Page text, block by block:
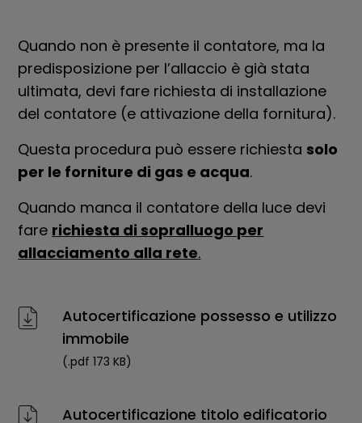
Quando non è presente il contatore, ma la
predisposizione per l’allaccio è già stata
ultimata, devi fare richiesta di installazione
del contatore (e attivazione della fornitura).
Questa procedura può essere richiesta solo
per le forniture di gas e acqua.
Quando manca il contatore della luce devi
fare richiesta di sopralluogo per
allacciamento alla rete.
Autocertificazione possesso e utilizzo
immobile
(.pdf 173 KB)
Autocertificazione titolo edificatorio